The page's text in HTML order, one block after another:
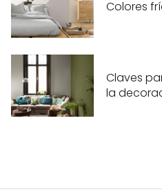
Colores
Claves
la